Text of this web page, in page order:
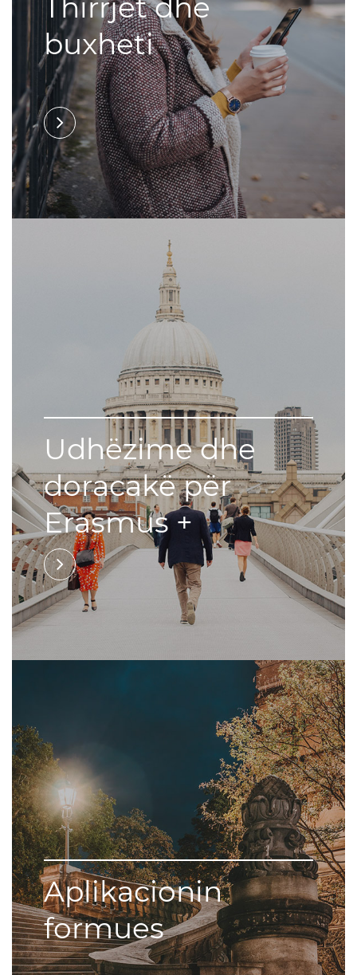
Thirrjet dhe
buxheti
Udhëzime dhe
doracakë për
Erasmus +
Aplikacionin
formues